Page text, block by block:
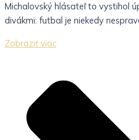
Michalovský hlásateľ to vystihol
divákmi: futbal je niekedy
Zobraziť viac